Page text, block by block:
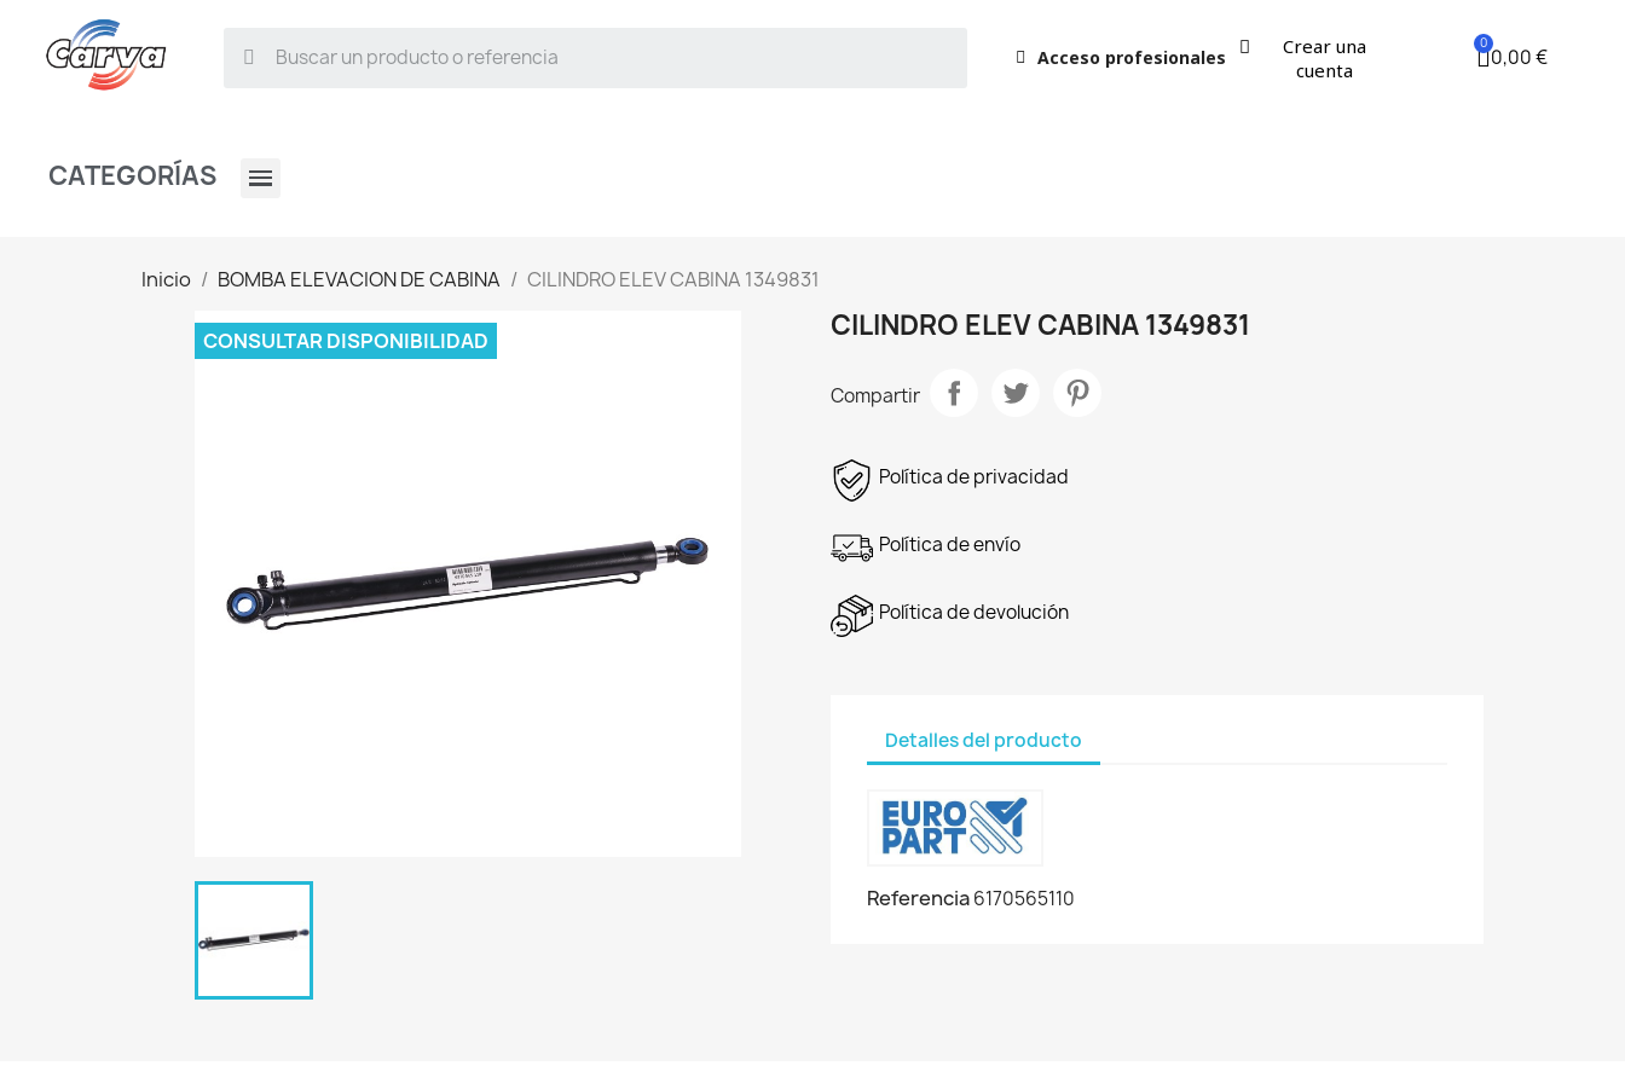
Acceso profesionales
Crear una
cuenta
0,00 €
CATEGORÍAS
Inicio BOMBA ELEVACION DE CABINA CILINDRO ELEV CABINA 1349831
CONSULTAR DISPONIBILIDAD CILINDRO ELEV CABINA 1349831
Compartir
Política de privacidad
Política de envío
Política de devolución
Detalles del producto
Referencia6170565110